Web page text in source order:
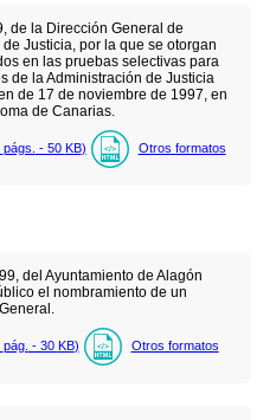
de la Dirección General de
Justicia, por la que se otorgan
en las pruebas selectivas para
de la Administración de Justicia
de 17 de noviembre de 1997, en
de Canarias.
págs. - 50 KB) Otros formatos
del Ayuntamiento de Alagón
el nombramiento de un
pág. - 30 KB) Otros formatos